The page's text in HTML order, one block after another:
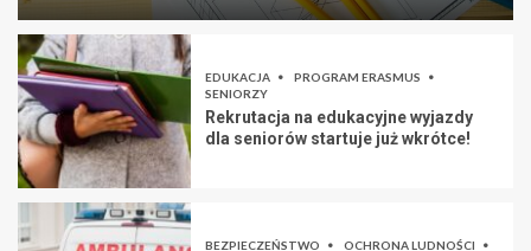
EDUKACJA
PROGRAM ERASMUS
SENIORZY
Rekrutacja na edukacyjne wyjazdy
dla seniorów startuje już wkrótce!
BEZPIECZEŃSTWO
OCHRONA LUDNOŚCI